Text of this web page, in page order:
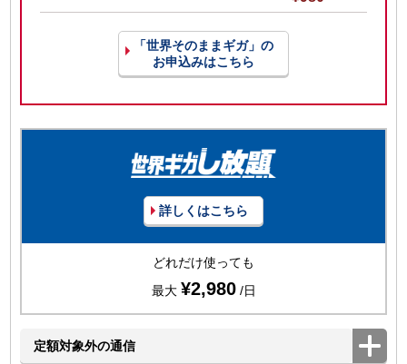
「世界そのままギガ」の
お申込みはこちら
詳しくはこちら
どれだけ使っても
最大 ¥2,980/日
定額対象外の通信